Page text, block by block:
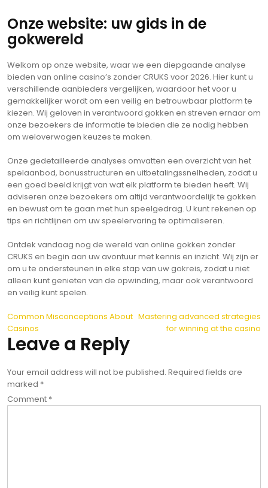
Onze website: uw gids in de
gokwereld
Welkom op onze website, waar we een diepgaande analyse
bieden van online casino’s zonder CRUKS voor 2026. Hier kunt u
verschillende aanbieders vergelijken, waardoor het voor u
gemakkelijker wordt om een veilig en betrouwbaar platform te
kiezen. Wij geloven in verantwoord gokken en streven ernaar om
onze bezoekers de informatie te bieden die ze nodig hebben
om weloverwogen keuzes te maken.
Onze gedetailleerde analyses omvatten een overzicht van het
spelaanbod, bonusstructuren en uitbetalingssnelheden, zodat u
een goed beeld krijgt van wat elk platform te bieden heeft. Wij
adviseren onze bezoekers om altijd verantwoordelijk te gokken
en bewust om te gaan met hun speelgedrag. U kunt rekenen op
tips en richtlijnen om uw speelervaring te optimaliseren.
Ontdek vandaag nog de wereld van online gokken zonder
CRUKS en begin aan uw avontuur met kennis en inzicht. Wij zijn er
om u te ondersteunen in elke stap van uw gokreis, zodat u niet
alleen kunt genieten van de opwinding, maar ook verantwoord
en veilig kunt spelen.
Post
navigation
Common Misconceptions About
Casinos
Mastering advanced strategies
for winning at the casino
Leave a Reply
Your email address will not be published. Required fields are
marked *
Comment *